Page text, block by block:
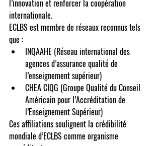
l’innovation et renforcer la coopération
internationale.
ECLBS est membre de réseaux reconnus tels
que :
INQAAHE (Réseau international des
agences d’assurance qualité de
l’enseignement supérieur)
CHEA CIQG (Groupe Qualité du Conseil
Américain pour l’Accréditation de
l’Enseignement Supérieur)
Ces affiliations soulignent la crédibilité
mondiale d’ECLBS comme organisme